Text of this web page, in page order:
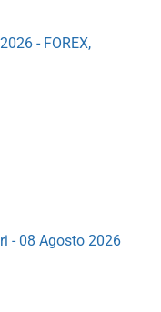
- FOREX,
- 08 Agosto 2026